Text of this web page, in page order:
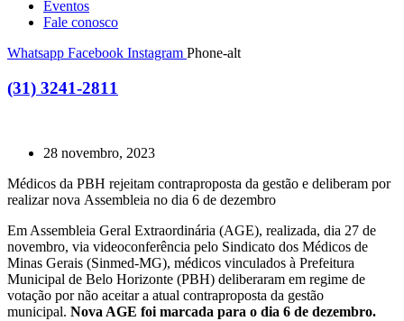
Eventos
Fale conosco
Whatsapp Facebook Instagram Phone-alt
(31) 3241-2811
28 novembro, 2023
Médicos da PBH rejeitam contraproposta da gestão e deliberam por
realizar nova Assembleia no dia 6 de dezembro
Em Assembleia Geral Extraordinária (AGE), realizada, dia 27 de
novembro, via videoconferência pelo Sindicato dos Médicos de
Minas Gerais (Sinmed-MG), médicos vinculados à Prefeitura
Municipal de Belo Horizonte (PBH) deliberaram em regime de
votação por não aceitar a atual contraproposta da gestão
municipal. Nova AGE foi marcada para o dia 6 de dezembro.